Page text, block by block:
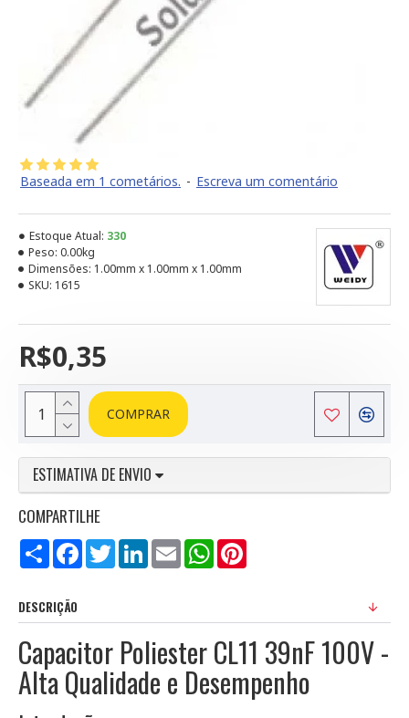
Baseada em 1 cometários. - Escreva um comentário
R$0,35
Estoque Atual: 330
Peso: 0.00kg
Dimensões: 1.00mm x 1.00mm x 1.00mm
SKU: 1615
COMPRAR
ESTIMATIVA DE ENVIO
COMPARTILHE
Compartilhar
FacebookTwitterLinkedInEmail WhatsApp
DESCRIÇÃO
Capacitor Poliester CL11 39nF 100V -
Alta Qualidade e Desempenho